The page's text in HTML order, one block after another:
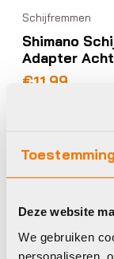
Toestemming
Deze website
We gebruiken
personaliseren,
Schijfremmen
Shimano
Adapter
€11,99